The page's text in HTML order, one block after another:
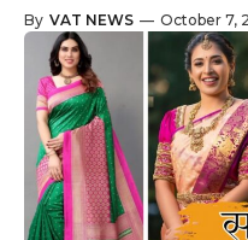
By VAT NEWS — October 7,